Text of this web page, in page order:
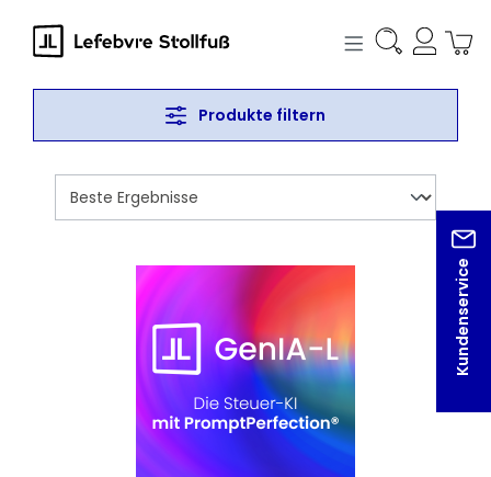
springen
Kundenservice
Produkte filtern